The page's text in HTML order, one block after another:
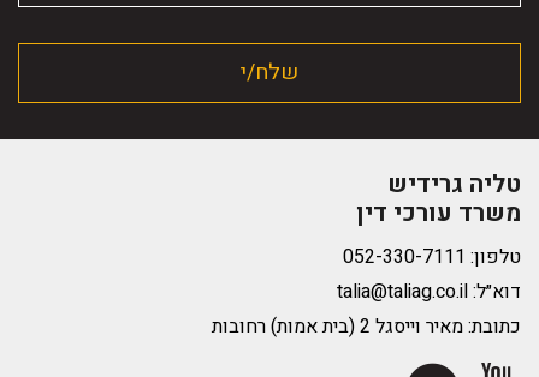
טליה גרידיש
משרד עורכי דין
טלפון:
דוא״ל:talia@taliag.co.il
כתובת: מאיר וייסגל 2 (בית אמות) רחובות